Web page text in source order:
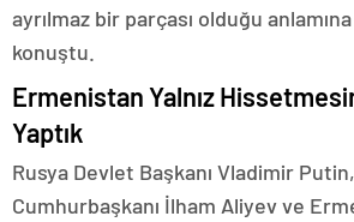
ayrılmaz bir parçası olduğu
konuştu.
Ermenistan Yalnız
Yaptık
Rusya Devlet Başkanı Vladimir
Cumhurbaşkanı İlham Aliyev ve